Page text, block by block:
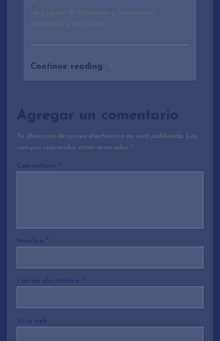
Continue reading
Agregar un comentario
Tu dirección de correo electrónico no será publicada. Los
campos requeridos están marcados *
Comentario *
Nombre *
Correo electrónico *
Sitio web